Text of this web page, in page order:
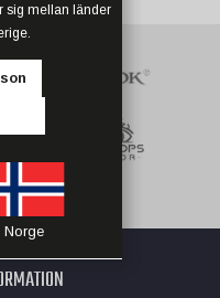
sig mellan länder
Norge